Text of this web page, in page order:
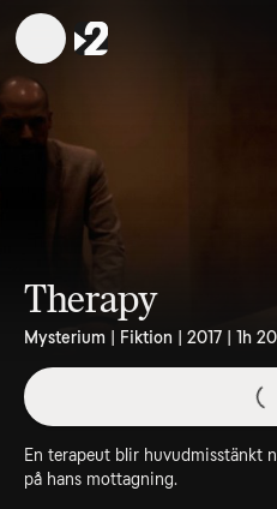
Therapy
Mysterium | Fiktion | 2017 | 1h
En terapeut blir huvudmisstänkt
på hans mottagning.